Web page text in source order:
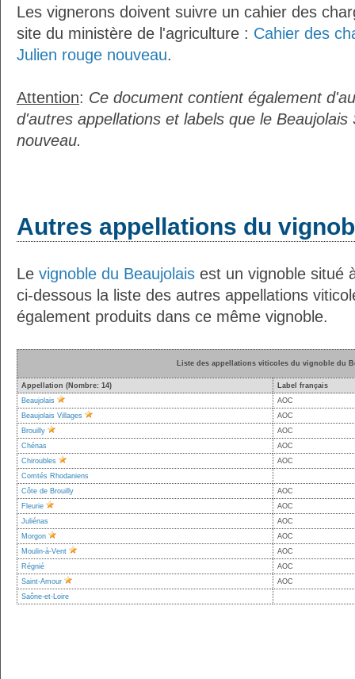
Les vignerons doivent suivre un cahier des
site du ministère de l'agriculture : Cahier des
Julien rouge nouveau.
Attention: Ce document contient également
d'autres appellations et labels que le Beaujolais
nouveau.
Autres appellations du
Le vignoble du Beaujolais est un vignoble situé
ci-dessous la liste des autres appellations
également produits dans ce même vignoble.
Liste des appellations viticoles du vignoble du
Appellation (Nombre: 14)
Label français
Beaujolais
AOC
Beaujolais Villages
AOC
Brouilly
AOC
Chénas
AOC
Chiroubles
AOC
Comtés Rhodaniens
Côte de Brouilly
AOC
Fleurie
AOC
Juliénas
AOC
Morgon
AOC
Moulin-à-Vent
AOC
Régnié
AOC
Saint-Amour
AOC
Saône-et-Loire